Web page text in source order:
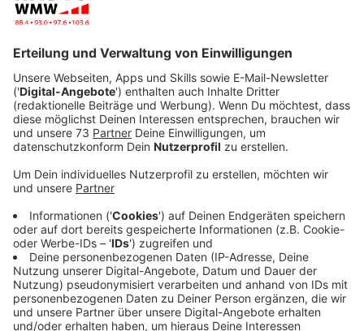
Der Lauf auf Solarenergie liegt an der Energiekrise, die
für deutlich steigende Kosten gesorgt hat. Viele
denken um. Und die Ampel hat auch schon dafür
gesorgt, dass es im nächsten Jahr so weiter gehen
kann.
Anzeige
"Umsatzsteuerlichen Maßnahmen zur
Förderung des Ausbaus von
Photovoltaikanlagen"
Anzeige
Der sperrige Titel "umsatzsteuerlichen Maßnahmen